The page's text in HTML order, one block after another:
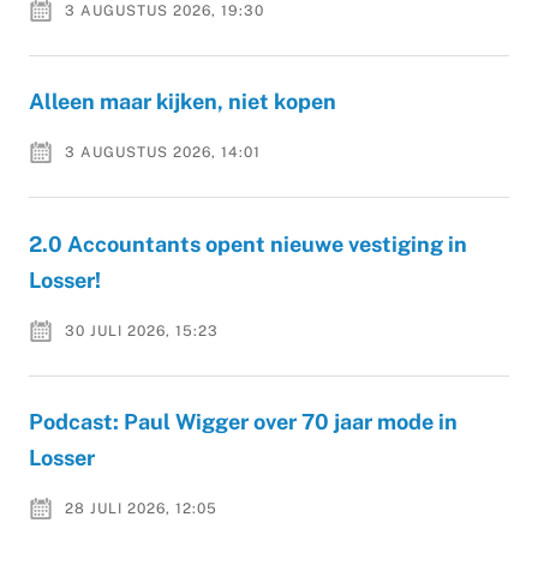
3 AUGUSTUS 2026, 19:30
Alleen maar kijken, niet kopen
3 AUGUSTUS 2026, 14:01
2.0 Accountants opent nieuwe vestiging in
Losser!
30 JULI 2026, 15:23
Podcast: Paul Wigger over 70 jaar mode in
Losser
28 JULI 2026, 12:05